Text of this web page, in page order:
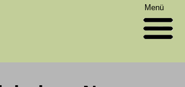
Menü